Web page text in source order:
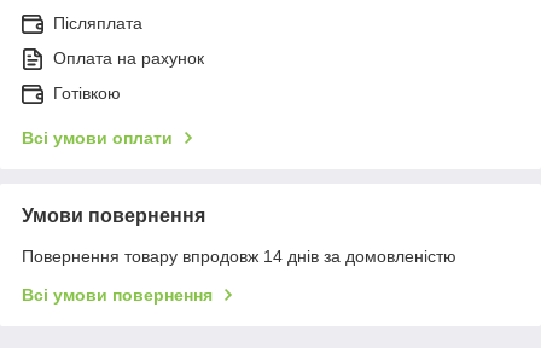
Післяплата
Оплата на рахунок
Готівкою
Всі умови оплати
Умови повернення
Повернення товару впродовж 14 днів за домовленістю
Всі умови повернення